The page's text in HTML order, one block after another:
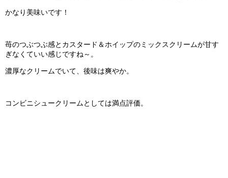
かなり美味いです！
苺のつぶつぶ感とカスタード＆ホイップのミックスクリームが甘す
ぎなくていい感じですね～。
濃厚なクリームでいて、後味は爽やか。
コンビニシュークリームとしては満点評価。